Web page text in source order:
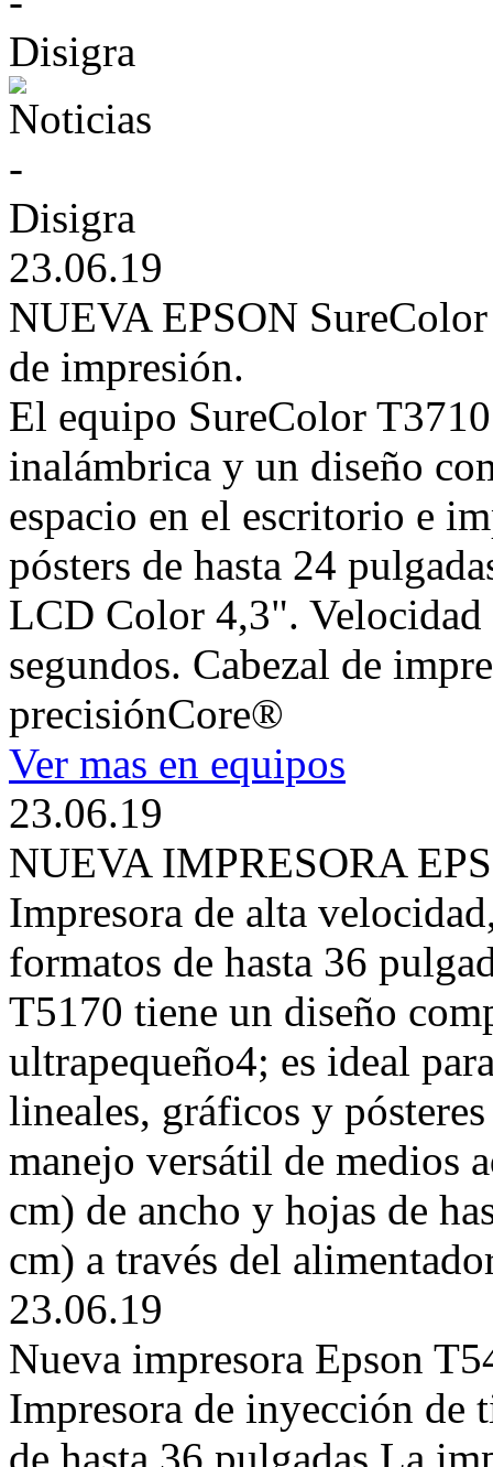
23.06.19
NUEVA EPSON
de impresión.
El equipo SureColor
inalámbrica y un diseño
espacio en el escritorio e
pósters de hasta 24
LCD Color 4,3".
segundos. Cabezal de
precisiónCore®
Ver mas en equipos
23.06.19
NUEVA IMPRESORA
Impresora de alta
formatos de hasta 36
T5170 tiene un diseño
ultrapequeño4; es ideal
lineales, gráficos y
manejo versátil de medios
cm) de ancho y hojas de
cm) a través del
23.06.19
Nueva impresora Epson
Impresora de inyección de